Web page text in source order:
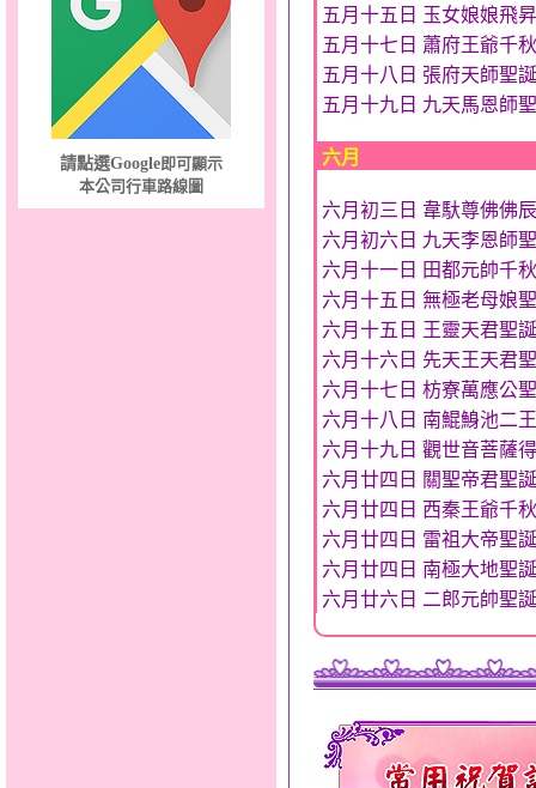
請點選Google即可顯示
本公司行車路線圖
五月十五日 玉女娘娘飛昇
五月十七日 蕭府王爺千秋
五月十八日 張府天師聖誕
五月十九日 九天馬恩師
六月
六月初三日 韋馱尊佛佛辰
六月初六日 九天李恩師
六月十一日 田都元帥千秋
六月十五日 無極老母娘
六月十五日 王靈天君聖誕
六月十六日 先天王天君
六月十七日 枋寮萬應公
六月十八日 南鯤鯓池二
六月十九日 觀世音菩薩
六月廿四日 關聖帝君聖誕
六月廿四日 西秦王爺千秋
六月廿四日 雷祖大帝聖誕
六月廿四日 南極大地聖誕
六月廿六日 二郎元帥聖誕